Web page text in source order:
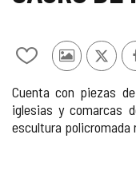
Añadir/quitar
mis
cuadernos
Fotos
otros
turistas
X
Cuenta con piezas
iglesias y comarcas
escultura